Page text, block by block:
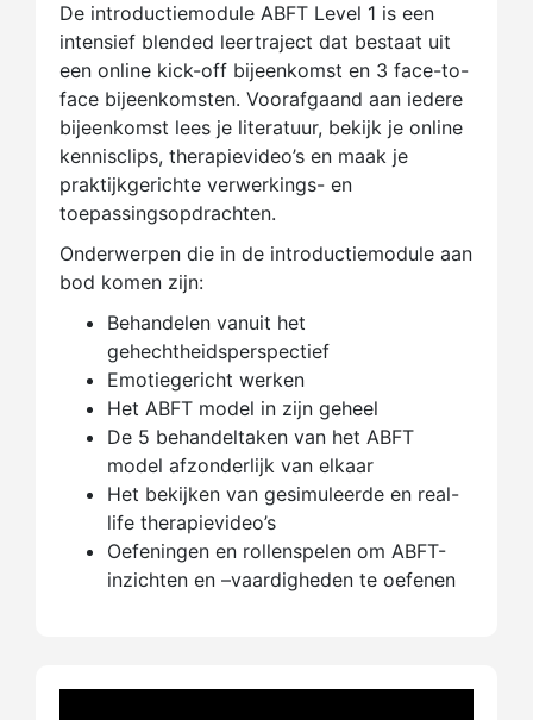
De introductiemodule ABFT Level 1 is een
intensief blended leertraject dat bestaat uit
een online kick-off bijeenkomst en 3 face-to-
face bijeenkomsten. Voorafgaand aan iedere
bijeenkomst lees je literatuur, bekijk je online
kennisclips, therapievideo’s en maak je
praktijkgerichte verwerkings- en
toepassingsopdrachten.
Onderwerpen die in de introductiemodule aan
bod komen zijn:
Behandelen vanuit het
gehechtheidsperspectief
Emotiegericht werken
Het ABFT model in zijn geheel
De 5 behandeltaken van het ABFT
model afzonderlijk van elkaar
Het bekijken van gesimuleerde en real-
life therapievideo’s
Oefeningen en rollenspelen om ABFT-
inzichten en –vaardigheden te oefenen